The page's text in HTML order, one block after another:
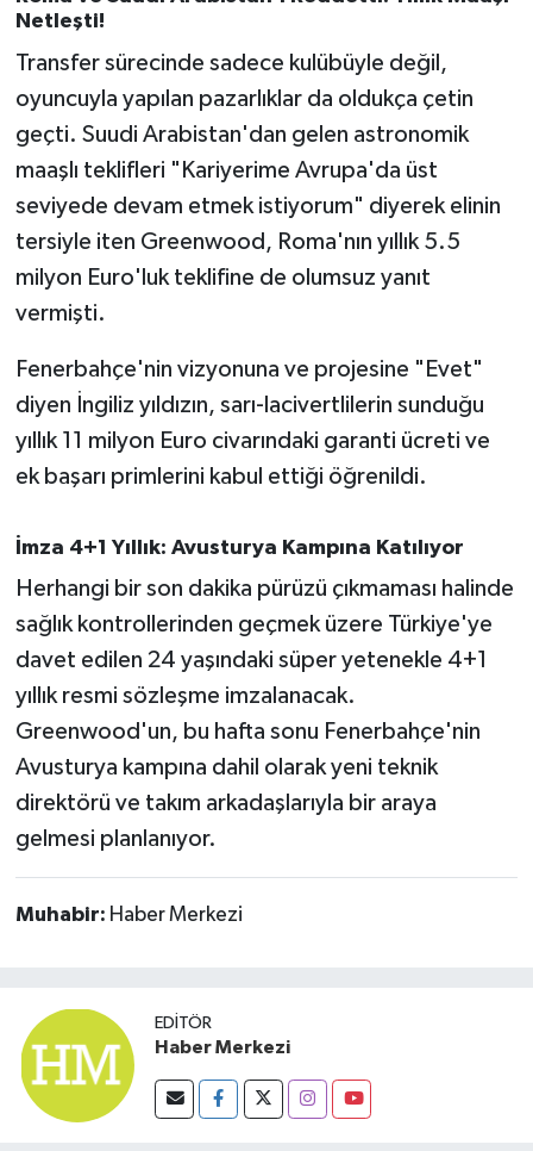
Netleşti!
Transfer sürecinde sadece kulübüyle değil,
oyuncuyla yapılan pazarlıklar da oldukça çetin
geçti. Suudi Arabistan'dan gelen astronomik
maaşlı teklifleri "Kariyerime Avrupa'da üst
seviyede devam etmek istiyorum" diyerek elinin
tersiyle iten Greenwood, Roma'nın yıllık 5.5
milyon Euro'luk teklifine de olumsuz yanıt
vermişti.
Fenerbahçe'nin vizyonuna ve projesine "Evet"
diyen İngiliz yıldızın, sarı-lacivertlilerin sunduğu
yıllık 11 milyon Euro civarındaki garanti ücreti ve
ek başarı primlerini kabul ettiği öğrenildi.
İmza 4+1 Yıllık: Avusturya Kampına Katılıyor
Herhangi bir son dakika pürüzü çıkmaması halinde
sağlık kontrollerinden geçmek üzere Türkiye'ye
davet edilen 24 yaşındaki süper yetenekle 4+1
yıllık resmi sözleşme imzalanacak.
Greenwood'un, bu hafta sonu Fenerbahçe'nin
Avusturya kampına dahil olarak yeni teknik
direktörü ve takım arkadaşlarıyla bir araya
gelmesi planlanıyor.
Muhabir: Haber Merkezi
EDITÖR
Haber Merkezi